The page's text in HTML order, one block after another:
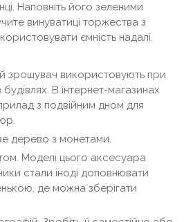
Наповніть його зеленими
винуватиці торжества з
ємність надалі.
зрошувач використовують при
будівлях. В інтернет-магазинах
з подвійним дном для
дерево з монетами.
Моделі цього аксесуара
стали іноді доповнювати
де можна зберігати